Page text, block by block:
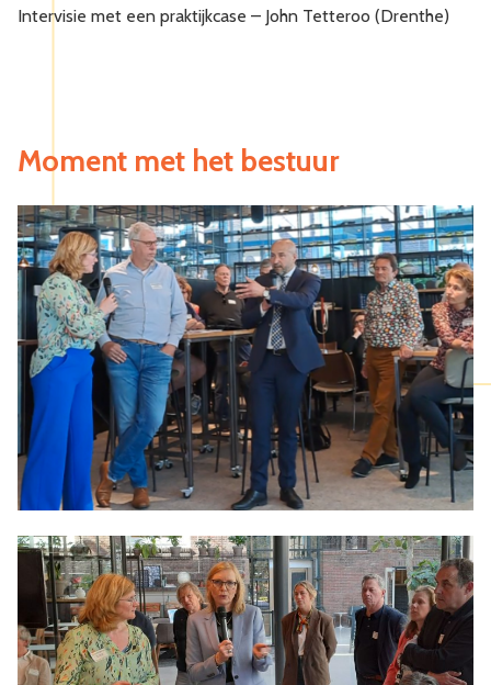
Intervisie met een praktijkcase – John Tetteroo (Drenthe)
Moment met het bestuur